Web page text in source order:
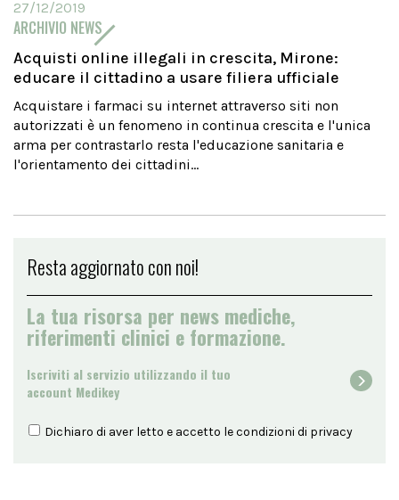
27/12/2019
ARCHIVIO NEWS
Acquisti online illegali in crescita, Mirone:
educare il cittadino a usare filiera ufficiale
Acquistare i farmaci su internet attraverso siti non
autorizzati è un fenomeno in continua crescita e l'unica
arma per contrastarlo resta l'educazione sanitaria e
l'orientamento dei cittadini...
Resta aggiornato con noi!
La tua risorsa per news mediche,
riferimenti clinici e formazione.
Iscriviti al servizio utilizzando il tuo
account Medikey
Dichiaro di aver letto e accetto le condizioni di privacy